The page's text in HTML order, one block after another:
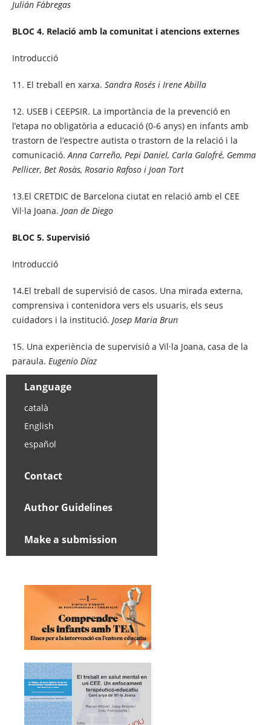
Julián Fábregas
BLOC 4. Relació amb la comunitat i atencions externes
Introducció
11. El treball en xarxa. Sandra Rosés i Irene Abilla
12. USEB i CEEPSIR. La importància de la prevenció en
l’etapa no obligatòria a educació (0-6 anys) en infants amb
trastorn de l’espectre autista o trastorn de la relació i la
comunicació.Anna Carreño, Pepi Daniel, Carla Galofré, Gemma
Pellicer, Bet Rosàs, Rosario Rafoso i Joan Tort
13.El CRETDIC de Barcelona ciutat en relació amb el CEE
Vil·la Joana. Joan de Diego
BLOC 5. Supervisió
Introducció
14.El treball de supervisió de casos. Una mirada externa,
comprensiva i contenidora vers els usuaris, els seus
cuidadors i la institució. Josep Maria Brun
15. Una experiència de supervisió a Vil·la Joana, casa de la
paraula. Eugenio Díaz
Language
català
English
español
Contact
Author Guidelines
Make a submission